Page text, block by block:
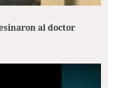
al doctor